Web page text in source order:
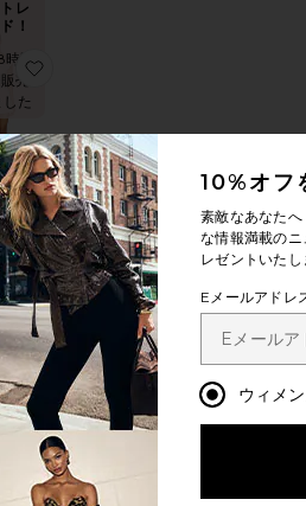
ドレス
price:
りFREE PEOPLE HAVENWOOD マ
レ
！
時間
売
した
ド
&
レス
りMISHA ミディ丈ドレス
お気に入りBAYLEY ドレス
10%オフ
素敵なあなたへ
な情報満載の
レゼントいたし
Eメールアドレ
ウィメ